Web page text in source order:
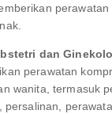
dan
perawatan
wanita, termasuk
persalinan,